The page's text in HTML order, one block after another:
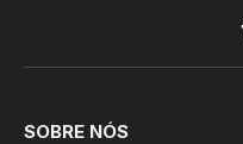
SOBRE NÓS